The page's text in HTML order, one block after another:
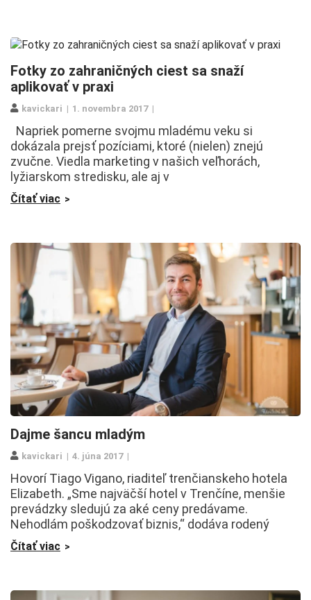
Fotky zo zahraničných ciest sa snaží
aplikovať v praxi
kavickari 1. novembra 2017
Napriek pomerne svojmu mladému veku si
dokázala prejsť pozíciami, ktoré (nielen) znejú
zvučne. Viedla marketing v našich veľhorách,
lyžiarskom stredisku, ale aj v
Čítať viac
Dajme šancu mladým
kavickari 4. júna 2017
Hovorí Tiago Vigano, riaditeľ trenčianskeho hotela
Elizabeth. „Sme najväčší hotel v Trenčíne, menšie
prevádzky sledujú za aké ceny predávame.
Nehodlám poškodzovať biznis,“ dodáva rodený
Čítať viac